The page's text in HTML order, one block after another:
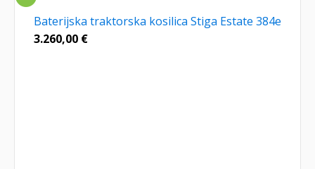
Baterijska traktorska kosilica Stiga Estate 384e
3.260,00 €